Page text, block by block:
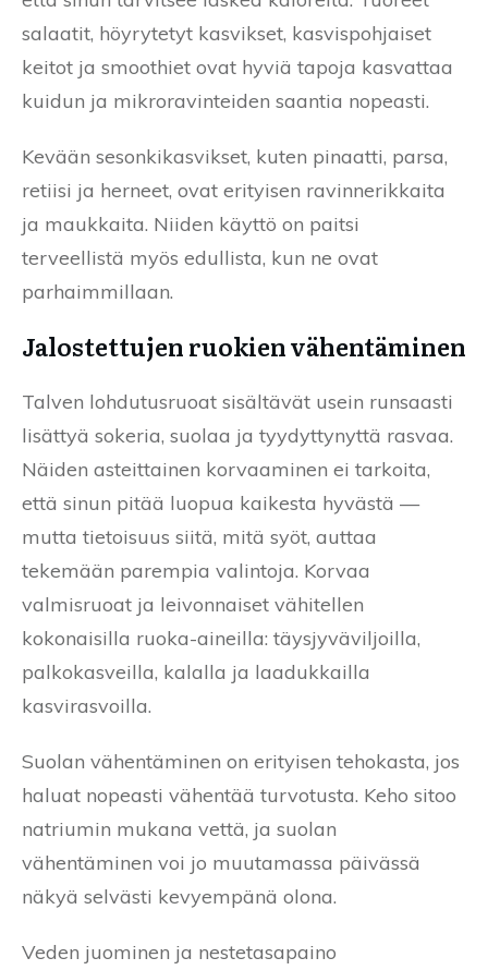
salaatit, höyrytetyt kasvikset, kasvispohjaiset
keitot ja smoothiet ovat hyviä tapoja kasvattaa
kuidun ja mikroravinteiden saantia nopeasti.
Kevään sesonkikasvikset, kuten pinaatti, parsa,
retiisi ja herneet, ovat erityisen ravinnerikkaita
ja maukkaita. Niiden käyttö on paitsi
terveellistä myös edullista, kun ne ovat
parhaimmillaan.
Jalostettujen ruokien vähentäminen
Talven lohdutusruoat sisältävät usein runsaasti
lisättyä sokeria, suolaa ja tyydyttynyttä rasvaa.
Näiden asteittainen korvaaminen ei tarkoita,
että sinun pitää luopua kaikesta hyvästä —
mutta tietoisuus siitä, mitä syöt, auttaa
tekemään parempia valintoja. Korvaa
valmisruoat ja leivonnaiset vähitellen
kokonaisilla ruoka-aineilla: täysjyväviljoilla,
palkokasveilla, kalalla ja laadukkailla
kasvirasvoilla.
Suolan vähentäminen on erityisen tehokasta, jos
haluat nopeasti vähentää turvotusta. Keho sitoo
natriumin mukana vettä, ja suolan
vähentäminen voi jo muutamassa päivässä
näkyä selvästi kevyempänä olona.
Veden juominen ja nestetasapaino